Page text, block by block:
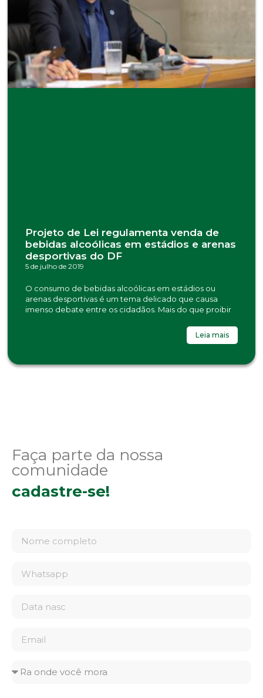
Projeto de Lei regulamenta venda de
bebidas alcoólicas em estádios e arenas
desportivas do DF
5 de julho de 2019
O consumo de bebidas alcoólicas em estádios ou
arenas desportivas é um tema delicado que causa
imenso debate entre os cidadãos. Mais do que proibir
Leia mais
Faça parte da nossa
comunidade
cadastre-se!